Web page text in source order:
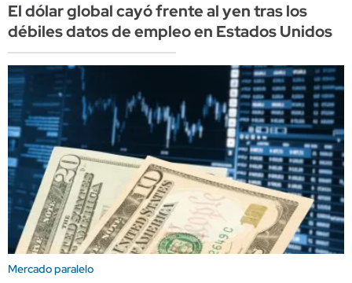
El dólar global cayó frente al yen tras los
débiles datos de empleo en Estados Unidos
Mercado paralelo